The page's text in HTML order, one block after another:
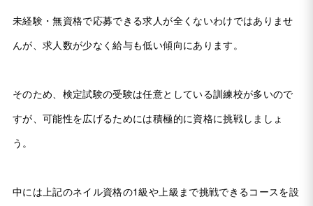
未経験・無資格で応募できる求人が全くないわけではありませ
んが、求人数が少なく給与も低い傾向にあります。
そのため、検定試験の受験は任意としている訓練校が多いので
すが、可能性を広げるためには積極的に資格に挑戦しましょ
う。
中には上記のネイル資格の1級や上級まで挑戦できるコースを設